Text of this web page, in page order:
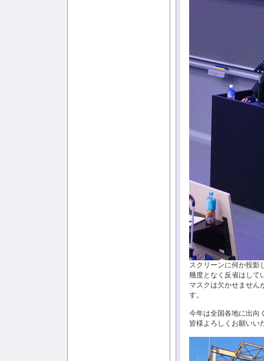
スクリーンに何か投影
幾度となく反省はして
マスクは欠かせません
す。
今年は全国各地に出向
皆様よろしくお願いい